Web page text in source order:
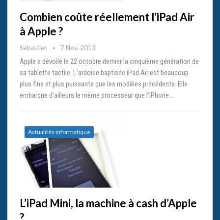
Combien coûte réellement l’iPad Air
à Apple ?
Sebastien 7 Nov, 2013
Apple a dévoilé le 22 octobre dernier la cinquième génération de
sa tablette tactile. L'ardoise baptisée iPad Air est beaucoup
plus fine et plus puissante que les modèles précédents. Elle
embarque d'ailleurs le même processeur que l'iPhone…
Actualités informatique
L’iPad Mini, la machine à cash d’Apple
?